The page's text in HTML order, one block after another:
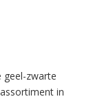
geel-zwarte
in